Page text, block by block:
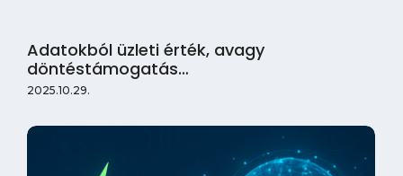
Adatokból üzleti érték, avagy
döntéstámogatás…
2025.10.29.